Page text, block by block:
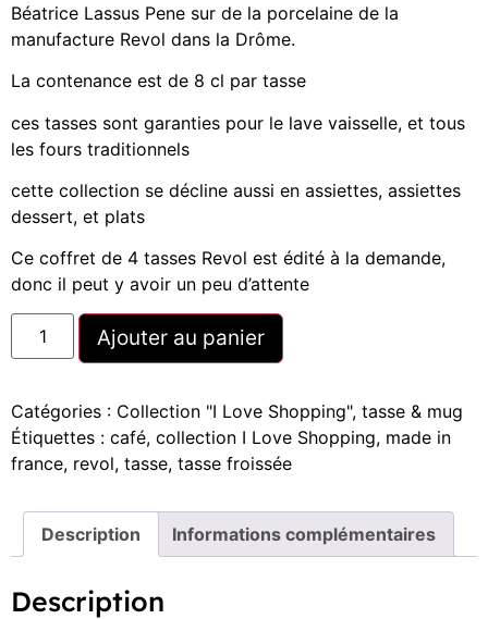
Béatrice Lassus Pene sur de la porcelaine de la
manufacture Revol dans la Drôme.
La contenance est de 8 cl par tasse
ces tasses sont garanties pour le lave vaisselle, et tous
les fours traditionnels
cette collection se décline aussi en assiettes, assiettes
dessert, et plats
Ce coffret de 4 tasses Revol est édité à la demande,
donc il peut y avoir un peu d’attente
Ajouter au panier
Catégories : Collection "I Love Shopping", tasse & mug
Étiquettes : café, collection I Love Shopping, made in
france, revol, tasse, tasse froissée
Description Informations complémentaires
Description